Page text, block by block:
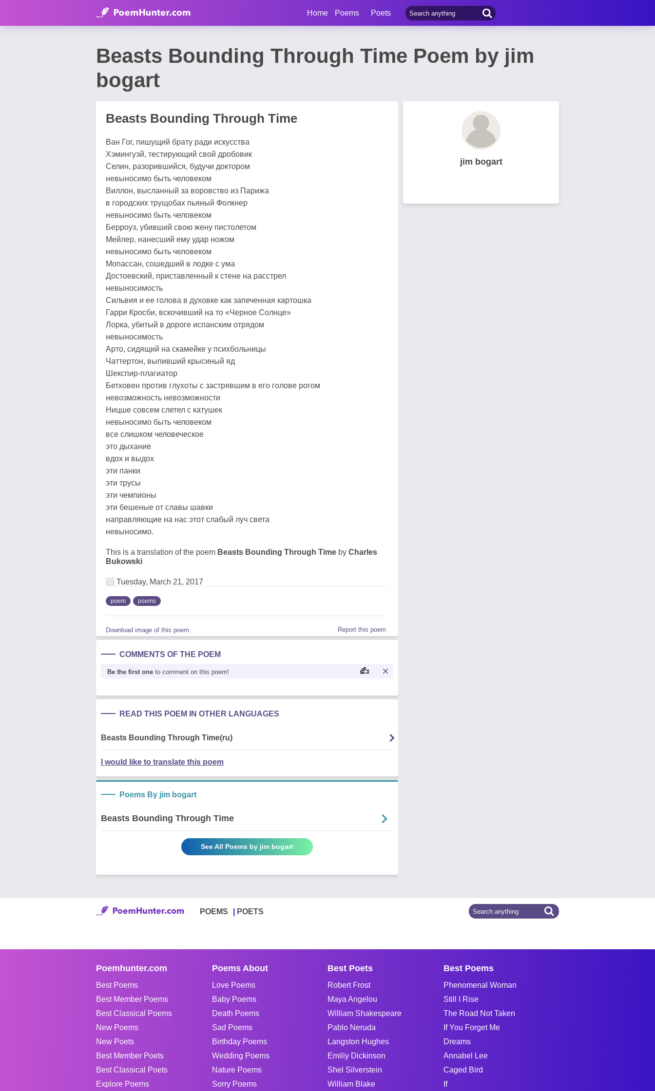
Home Poems Poets
Beasts Bounding Through Time Poem by jim
bogart
Beasts Bounding Through Time
Ван Гог, пишущий брату ради искусства
Хэмингуэй, тестирующий свой дробовик
Селин, разорившийся, будучи доктором
невыносимо быть человеком
Виллон, высланный за воровство из Парижа
в городских трущобах пьяный Фолкнер
невыносимо быть человеком
Берроуз, убивший свою жену пистолетом
Мейлер, нанесший ему удар ножом
невыносимо быть человеком
Мопассан, сошедший в лодке с ума
Достоевский, приставленный к стене на расстрел
невыносимость
Сильвия и ее голова в духовке как запеченная картошка
Гарри Кросби, вскочивший на то «Черное Солнце»
Лорка, убитый в дороге испанским отрядом
невыносимость
Арто, сидящий на скамейке у психбольницы
Чаттертон, выпивший крысиный яд
Шекспир-плагиатор
Бетховен против глухоты с застрявшим в его голове рогом
невозможность невозможности
Ницше совсем слетел с катушек
невыносимо быть человеком
все слишком человеческое
это дыхание
вдох и выдох
эти панки
эти трусы
эти чемпионы
эти бешеные от славы шавки
направляющие на нас этот слабый луч света
невыносимо.
This is a translation of the poem Beasts Bounding Through Time by Charles
Bukowski
Tuesday, March 21, 2017
poem poems
Download image of this poem. Report this poem
COMMENTS OF THE POEM
Be the first one to comment on this poem!
READ THIS POEM IN OTHER LANGUAGES
Beasts Bounding Through Time(ru)
I would like to translate this poem
Poems By jim bogart
Beasts Bounding Through Time
See All Poems by jim bogart
jim bogart
POEMS POETS
Poemhunter.com
Best Poems
Best Member Poems
Best Classical Poems
New Poems
New Poets
Best Member Poets
Best Classical Poets
Explore Poems
Poems About
Love Poems
Baby Poems
Death Poems
Sad Poems
Birthday Poems
Wedding Poems
Nature Poems
Sorry Poems
Best Poets
Robert Frost
Maya Angelou
William Shakespeare
Pablo Neruda
Langston Hughes
Emiliy Dickinson
Shel Silverstein
William Blake
Best Poems
Phenomenal Woman
Still I Rise
The Road Not Taken
If You Forget Me
Dreams
Annabel Lee
Caged Bird
If